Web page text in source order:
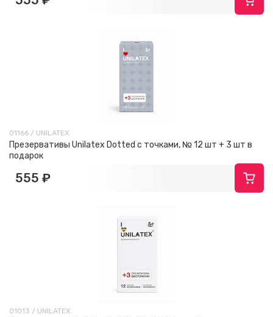
01166 / UNILATEX
Презервативы Unilatex Dotted с точками, № 12 шт + 3 шт в
подарок
555 ₽
01013 / UNILATEX